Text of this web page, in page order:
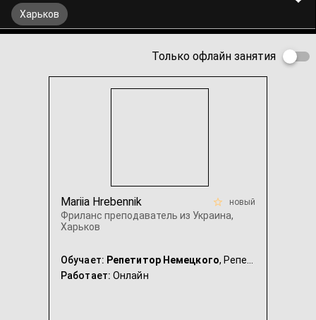
Харьков
Только офлайн занятия
Mariia Hrebennik
Фриланс преподаватель из Украина,
Харьков
новый
Обучает: Репетитор Немецкого, Репетитор Английского
Работает: Онлайн